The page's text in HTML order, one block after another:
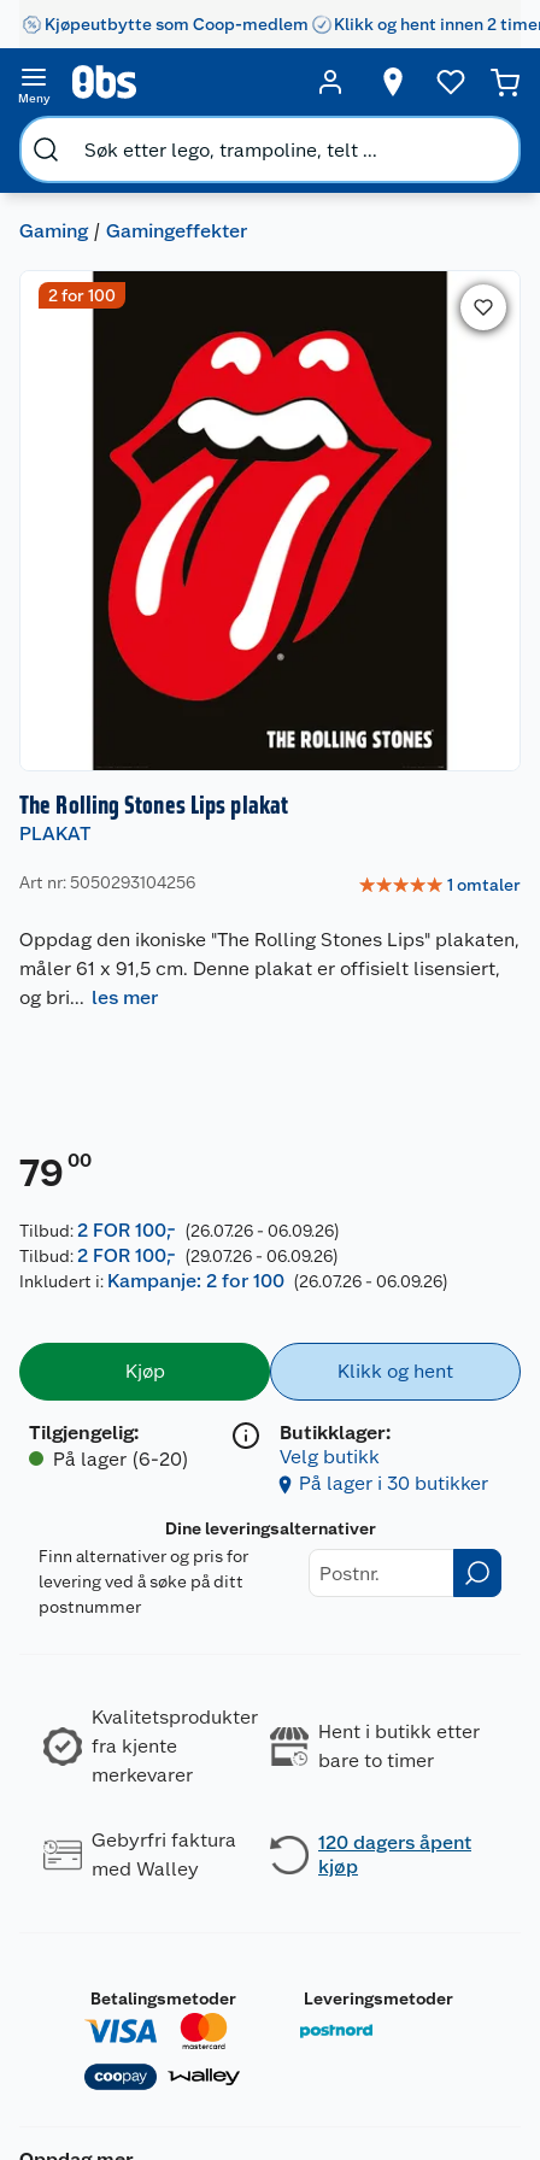
Kjøpeutbytte som Coop-medlem Klikk og hent innen 2
Meny
Gaming Gamingeffekter
2 for 100
The Rolling Stones Lips plakat
PLAKAT
Art nr: 5050293104256 ☆☆☆☆☆ 1 omtaler
Oppdag den ikoniske "The Rolling Stones Lips" plakaten,
måler 61 x 91,5 cm. Denne plakat er offisielt lisensiert,
og bri... les mer
79 00
Tilbud:2 FOR 100,- (26.07.26 - 06.09.26)
Tilbud:2 FOR 100,- (29.07.26 - 06.09.26)
Inkludert i: Kampanje: 2 for 100 (26.07.26 - 06.09.26)
Kjøp
Tilgjengelig:
På lager (6-20)
Klikk og hent
Butikklager:
Velg butikk
På lager i 30 butikker
Dine leveringsalternativer
Finn alternativer og pris for
levering ved å søke på ditt
postnummer
Kvalitetsprodukter
fra kjente
merkevarer
Hent i butikk etter
bare to timer
Gebyrfri faktura
med Walley
120 dagers åpent
kjøp
Betalingsmetoder Leveringsmetoder